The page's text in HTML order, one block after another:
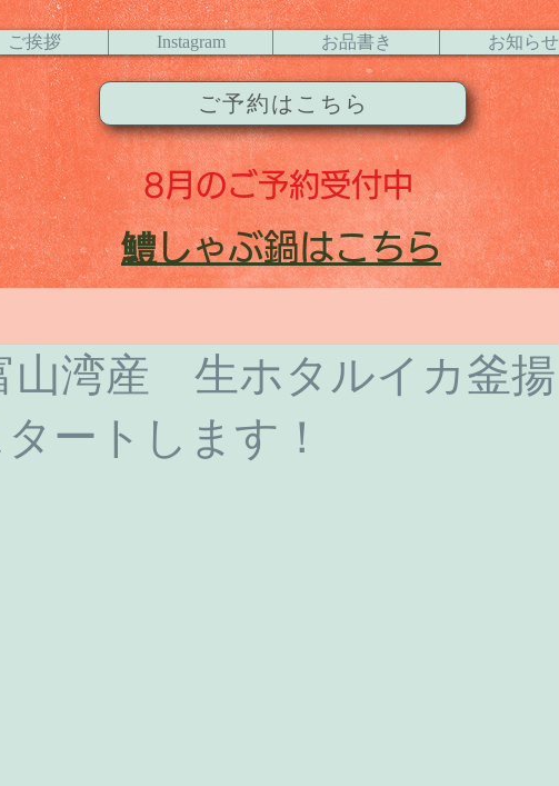
ご挨拶 Instagram お品書き お知らせ
ご予約はこちら
8月のご予約受付中
​鱧しゃぶ鍋はこちら
山湾産 生ホタルイカ釜揚
ートします！